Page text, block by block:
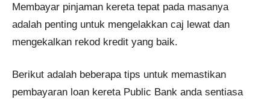
Membayar pinjaman kereta tepat pada masanya
adalah penting untuk mengelakkan caj lewat dan
mengekalkan rekod kredit yang baik.
Berikut adalah beberapa tips untuk memastikan
pembayaran loan kereta Public Bank anda sentiasa